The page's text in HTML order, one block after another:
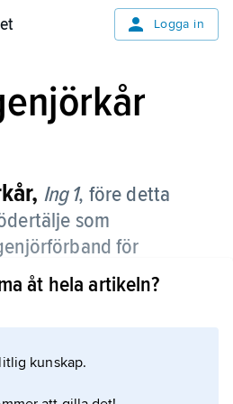
Logga in
Ing 1, före detta
som
för
åt hela artikeln?
kunskap.